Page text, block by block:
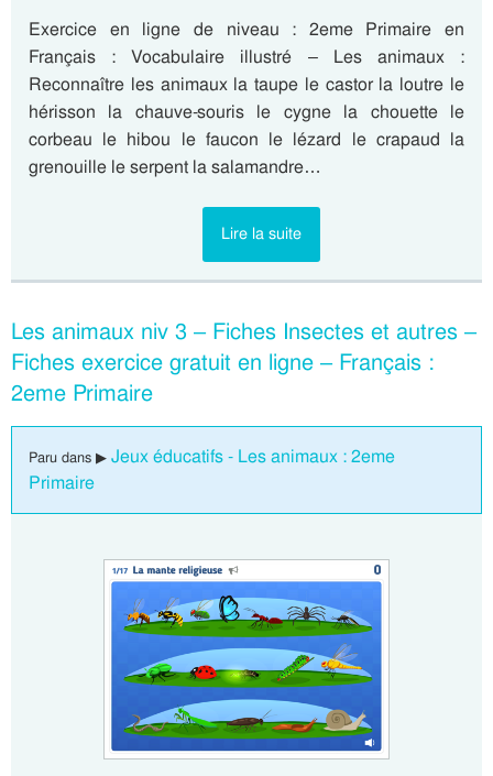
Exercice en ligne de niveau : 2eme Primaire en
Français : Vocabulaire illustré – Les animaux :
Reconnaître les animaux la taupe le castor la loutre le
hérisson la chauve-souris le cygne la chouette le
corbeau le hibou le faucon le lézard le crapaud la
grenouille le serpent la salamandre…
Lire la suite
Les animaux niv 3 – Fiches Insectes et autres –
Fiches exercice gratuit en ligne – Français :
2eme Primaire
Paru dans ▶ Jeux éducatifs - Les animaux : 2eme
Primaire